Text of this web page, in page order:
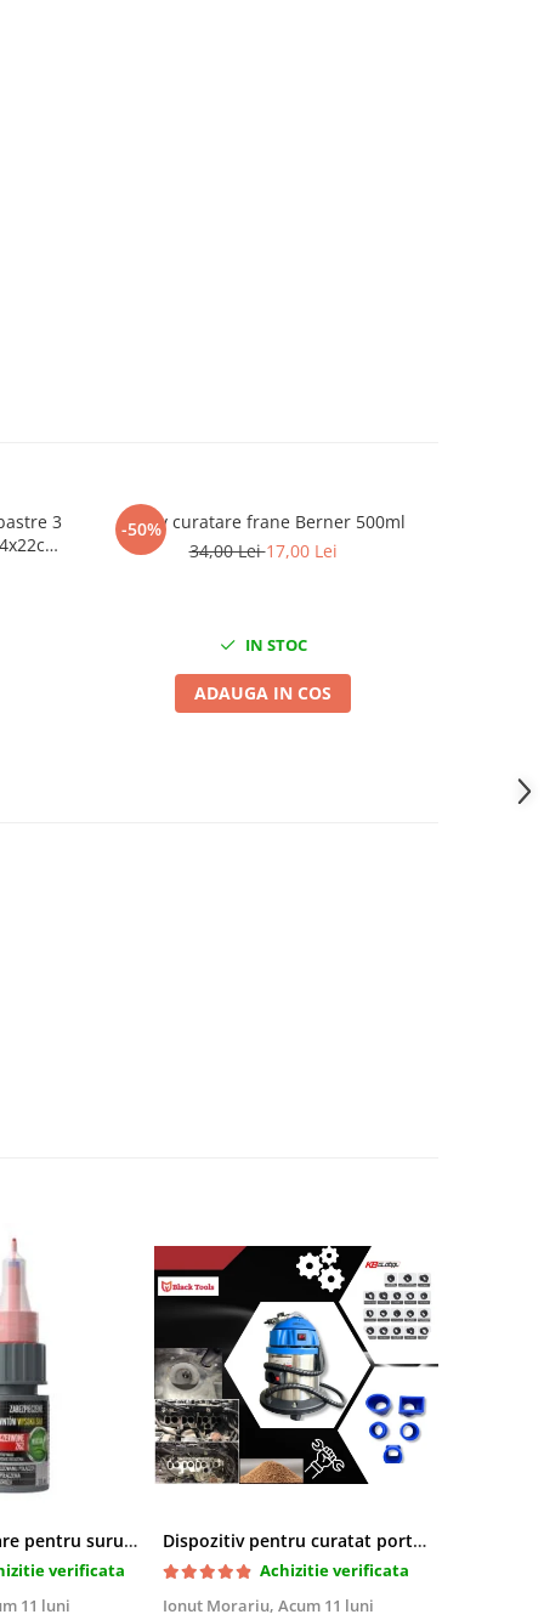
3
-50%
Spray curatare frane Berner 500ml
34,00 Lei17,00 Lei
IN STOC
ADAUGA IN COS
Pasta blocatoare pentru suruburi,rezistenta inalta
verificata
11 luni
Dispozitiv pentru curatat porturi admisie si evacuare fara demontare cu coji de nuca si accesorii incluse
Achizitie verificata
Ionut Morariu, Acum 11 luni